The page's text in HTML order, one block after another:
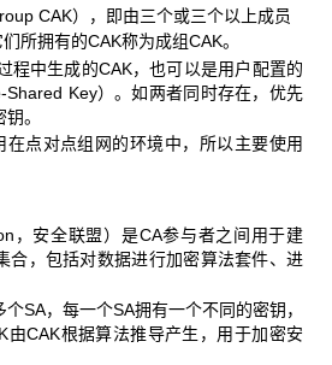
CAK），即由三个或三个以上成员
所拥有的CAK称为成组CAK。
程中生成的CAK，也可以是用户配置的
Shared Key）。如两者同时存在，优先
。
在点对点组网的环境中，所以主要使用
，安全联盟）是CA参与者之间用于建
合，包括对数据进行加密算法套件、进
SA，每一个SA拥有一个不同的密钥，
由CAK根据算法推导产生，用于加密安